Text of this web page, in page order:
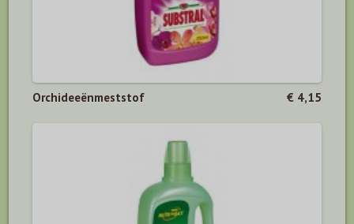
Orchideeënmeststof € 4,15